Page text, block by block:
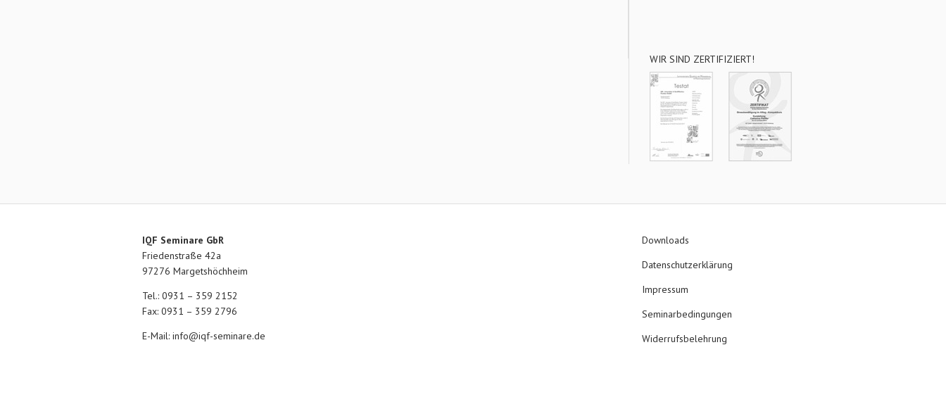
WIR SIND ZERTIFIZIERT!
IQF Seminare GbR
Friedenstraße 42a
97276 Margetshöchheim
Tel.: 0931 – 359 2152
Fax: 0931 – 359 2796
E-Mail: info@iqf-seminare.de
Downloads
Datenschutzerklärung
Impressum
Seminarbedingungen
Widerrufsbelehrung